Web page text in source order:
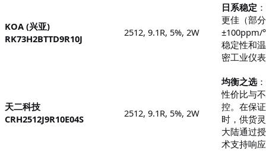
KOA (兴亚)
RK73H2BTTD9R10J
2512, 9.1R, 5%, 2W
日系稳定
更佳（部
±100ppm/
稳定性和
密工业仪
天二科技
CRH2512J9R10E04S
2512, 9.1R, 5%, 2W
均衡之选
性价比与
控。在保证
时，供货
大陆通过
术支持响